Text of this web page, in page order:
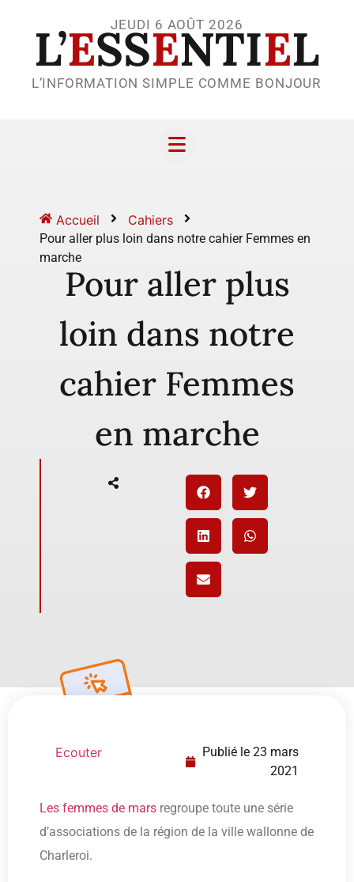
JEUDI 6 AOÛT 2026
L’ESSENTIEL
L’INFORMATION SIMPLE COMME BONJOUR
Accueil Cahiers
Pour aller plus loin dans notre cahier Femmes en
marche
Pour aller plus
loin dans notre
cahier Femmes
en marche
Ecouter Publié le 23 mars
2021
Les femmes de mars regroupe toute une série
d’associations de la région de la ville wallonne de
Charleroi.